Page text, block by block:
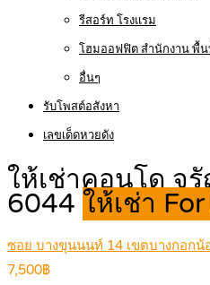
รีสอร์ท โรงแรม
โฮมออฟฟิต สำนักงาน พื้
อื่นๆ
รับโพสต์อสังหา
เลขเด็ดหวยดัง
ให้เช่าคอนโด จ
6044 ให้เช่า
ซอย บางขุนนนท์ 14 เขตบางกอกน้
7,500฿